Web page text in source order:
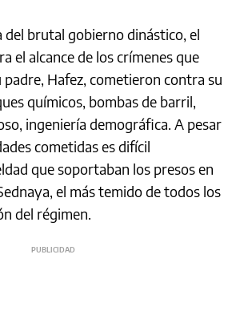
del brutal gobierno dinástico, el
el alcance de los crímenes que
padre, Hafez, cometieron contra su
químicos, bombas de barril,
ingeniería demográfica. A pesar
cometidas es difícil
que soportaban los presos en
el más temido de todos los
del régimen.